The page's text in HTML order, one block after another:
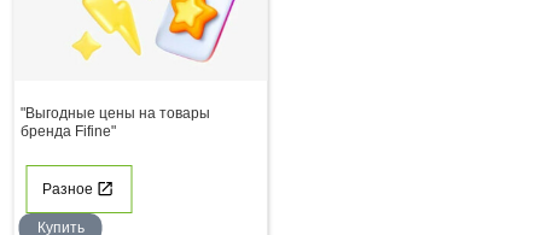
"Выгодные цены на товары
бренда Fifine"
Разное
Купить